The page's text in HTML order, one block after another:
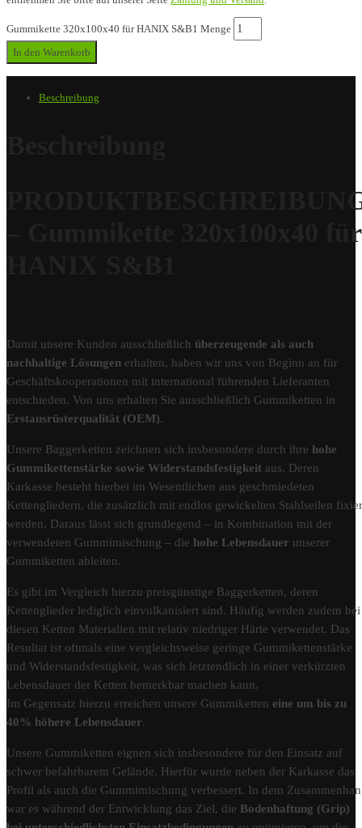
Gummikette 320x100x40 für HANIX S&B1 Menge
In den Warenkorb
Beschreibung
– Gummikette 320x100x40 für
Damit unsere Kunden ausschließlich überzeugende als auch
nachhaltige Lösungen erhalten, haben wir uns von Beginn an für
Geschäftskooperationen mit international führenden Lieferanten
entschieden. Von uns erhalten Sie ausschließlich Gummiketten in
Erstausrüsterqualität (OEM).
Unsere Baggerketten zeichnen sich insbesondere durch ihre hohe
Gummikettenstärke sowie Widerstandsfestigkeit aus. Deren
Karkasse besteht hierbei im Wesentlichen aus geschmiedeten
Kettengliedern, die zusätzlich mit endlos gewickelten Stahlseilen
werden. Daraus lässt sich grundlegend – in Kombination mit der
verwendeten Gummimischung – die hohe Lebensdauer unserer
Gummiketten ableiten.
Es gibt im Vergleich hierzu preisgünstige Baggerketten, deren
Kettenglieder lediglich einvulkanisiert sind. Häufig werden zudem bei
diesen Ketten Materialien mit relativ niedriger Härte verwendet. Das
Resultat ist oftmals eine vergleichsweise geringe Gummikettenstärke
und Widerstandsfestigkeit, was sich letztendlich in einer verkürzten
Lebensdauer der Ketten bemerkbar machen kann.
Im Gegensatz hierzu erreichen unsere Gummiketten eine um bis zu
40% höhere Lebensdauer.
Unsere Gummiketten eignen sich insbesondere für den Einsatz auf
schwer befahrbarem Gelände. Hierfür wurde neben der Karkasse das
Profil als auch die Gummimischung verbessert. In dem
war es während der Entwicklung das Ziel, die Bodenhaftung (Grip)